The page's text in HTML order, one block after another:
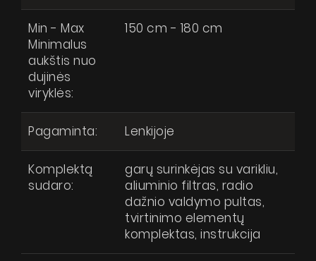
Dizainerio zona
Virtualus gidas
Kur nusipirkti
Galerija
Astor Super Slim Black
Pytanie o produkt
Min - Max
Minimalus
aukštis nuo
dujinės
viryklės:
150 cm - 180 cm
Pagaminta: Lenkijoje
Komplektą
sudaro:
garų surinkėjas su varikliu,
aliuminio filtras, radio
dažnio valdymo pultas,
tvirtinimo elementų
komplektas, instrukcija